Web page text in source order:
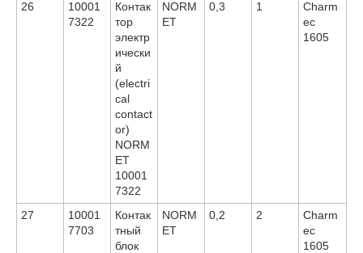
26
10001
7322
Контак
тор
электр
ически
й
(electri
cal
contact
or)
NORM
ET
10001
7322
NORM
ET
0,3 1
Charm
ec
1605
27
10001
7703
Контак
тный
блок
NORM
ET
0,2 2
Charm
ec
1605